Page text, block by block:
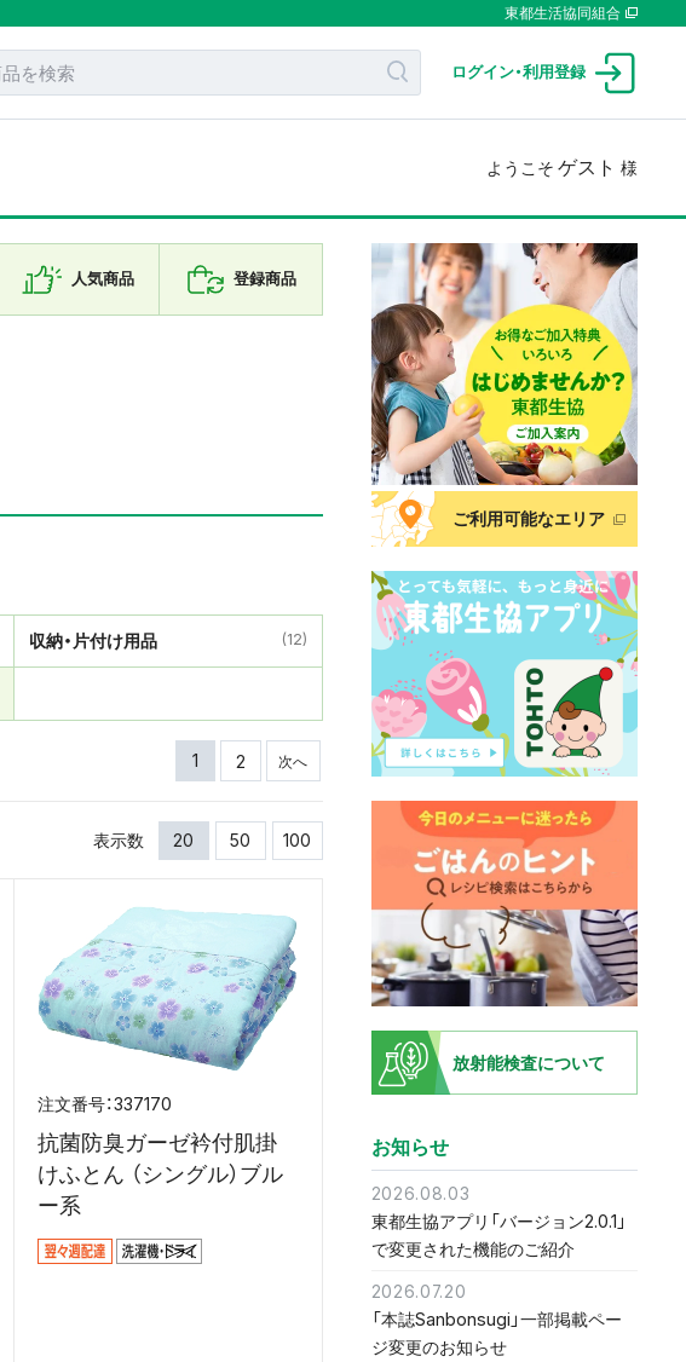
東都生活協同組合
ログイン・利用登録
ようこそ ゲスト 様
人気商品 登録商品
収納・片付け用品 (12)
1 2 次へ
表示数 20 50 100
337170
抗菌防臭ガーゼ衿付肌掛
けふとん （シングル）ブル
ー系
ご利用可能なエリア
放射能検査について
お知らせ
2026.08.03
東都生協アプリ「バージョン2.0.1」
で変更された機能のご紹介
2026.07.20
「本誌Sanbonsugi」一部掲載ペー
ジ変更のお知らせ